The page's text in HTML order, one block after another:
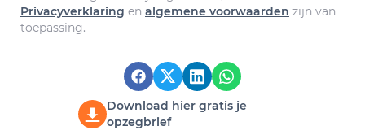
Privacyverklaring en algemene voorwaarden zijn van
toepassing.
Download hier gratis je
opzegbrief